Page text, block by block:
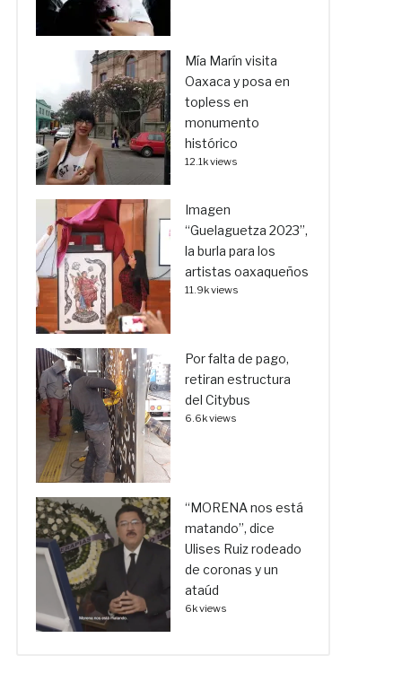
Mía Marín visita
Oaxaca y posa en
topless en
monumento
histórico
12.1k views
Imagen
“Guelaguetza 2023”,
la burla para los
artistas oaxaqueños
11.9k views
Por falta de pago,
retiran estructura
del Citybus
6.6k views
“MORENA nos está
matando”, dice
Ulises Ruiz rodeado
de coronas y un
ataúd
6k views